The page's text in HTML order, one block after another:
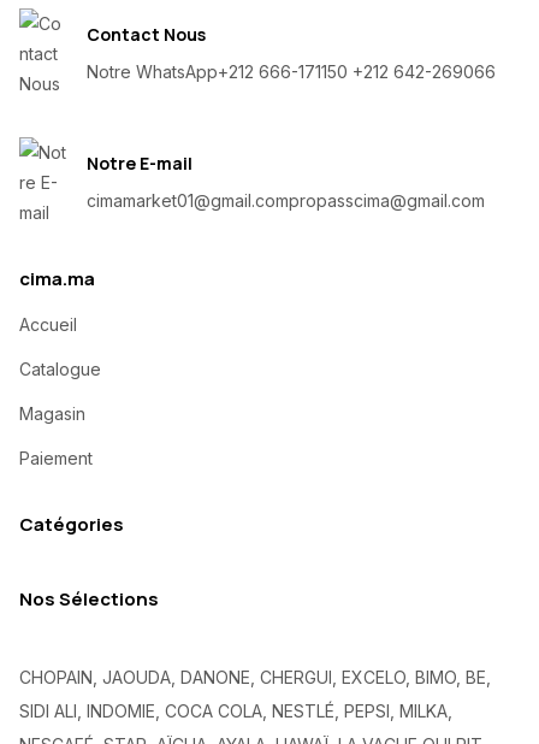
Contact Nous
Notre WhatsApp+212 666-171150 +212 642-269066
Notre E-mail
cimamarket01@gmail.compropasscima@gmail.com
cima.ma
Accueil
Catalogue
Magasin
Paiement
Catégories
Nos Sélections
CHOPAIN, JAOUDA, DANONE, CHERGUI, EXCELO, BIMO, BE,
SIDI ALI, INDOMIE, COCA COLA, NESTLÉ, PEPSI, MILKA,